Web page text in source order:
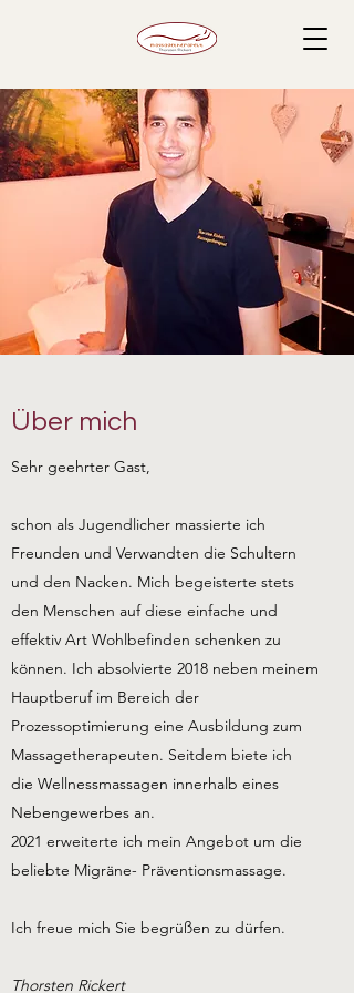
Über mich
Sehr geehrter Gast,
schon als Jugendlicher massierte ich
Freunden und Verwandten die Schultern
und den Nacken. Mich begeisterte stets
den Menschen auf diese einfache und
effektiv Art Wohlbefinden schenken zu
können. Ich absolvierte 2018 neben meinem
Hauptberuf im Bereich der
Prozessoptimierung eine Ausbildung zum
Massagetherapeuten. Seitdem biete ich
die Wellnessmassagen innerhalb eines
Nebengewerbes an.
2021 erweiterte ich mein Angebot um die
beliebte Migräne- Präventionsmassage.
Ich freue mich Sie begrüßen zu dürfen.
Thorsten Rickert